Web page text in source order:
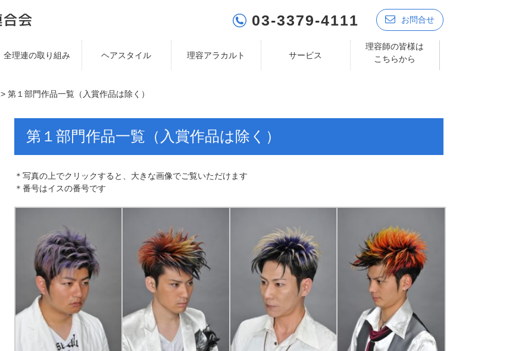
03-3379-4111 お問合せ
全理連の取り組み ヘアスタイル 理容アラカルト サービス
理容師の皆様は
こちらから
> 第１部門作品一覧（入賞作品は除く）
第１部門作品一覧（入賞作品は除く）
＊写真の上でクリックすると、大きな画像でご覧いただけます
＊番号はイスの番号です